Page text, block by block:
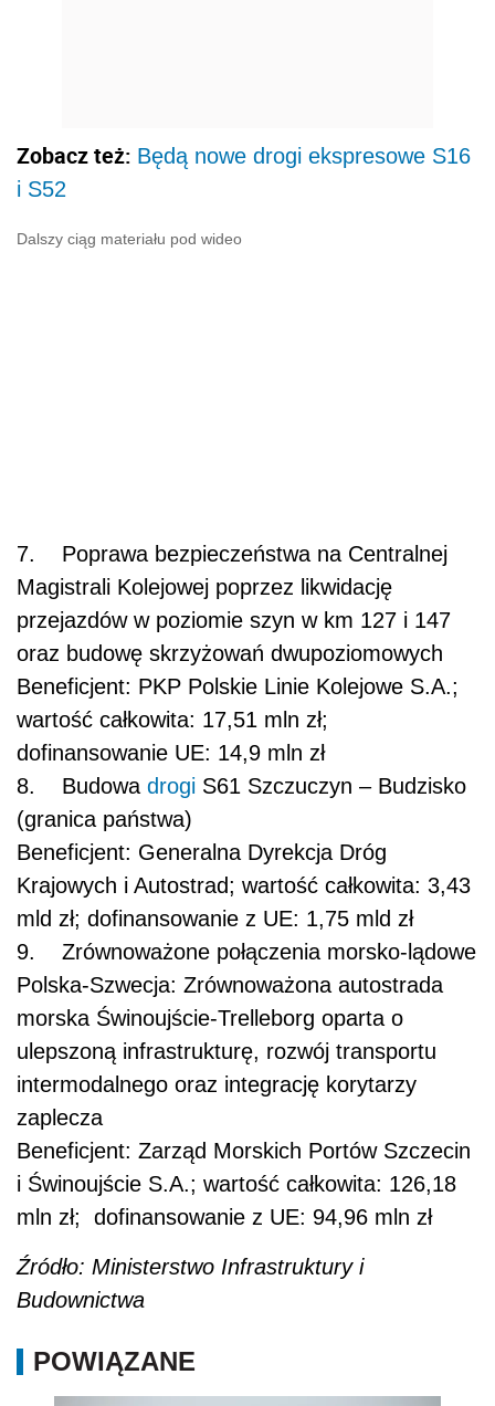
Zobacz też: Będą nowe drogi ekspresowe S16
i S52
Dalszy ciąg materiału pod wideo
7. Poprawa bezpieczeństwa na Centralnej
Magistrali Kolejowej poprzez likwidację
przejazdów w poziomie szyn w km 127 i 147
oraz budowę skrzyżowań dwupoziomowych
Beneficjent: PKP Polskie Linie Kolejowe S.A.;
wartość całkowita: 17,51 mln zł;
dofinansowanie UE: 14,9 mln zł
8. Budowa drogi S61 Szczuczyn – Budzisko
(granica państwa)
Beneficjent: Generalna Dyrekcja Dróg
Krajowych i Autostrad; wartość całkowita: 3,43
mld zł; dofinansowanie z UE: 1,75 mld zł
9. Zrównoważone połączenia morsko-lądowe
Polska-Szwecja: Zrównoważona autostrada
morska Świnoujście-Trelleborg oparta o
ulepszoną infrastrukturę, rozwój transportu
intermodalnego oraz integrację korytarzy
zaplecza
Beneficjent: Zarząd Morskich Portów Szczecin
i Świnoujście S.A.; wartość całkowita: 126,18
mln zł; dofinansowanie z UE: 94,96 mln zł
Źródło: Ministerstwo Infrastruktury i
Budownictwa
POWIĄZANE